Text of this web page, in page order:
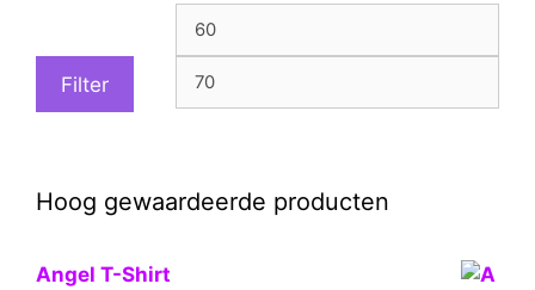
Min.
prijs
Filter
Hoog gewaardeerde producten
Angel T-Shirt